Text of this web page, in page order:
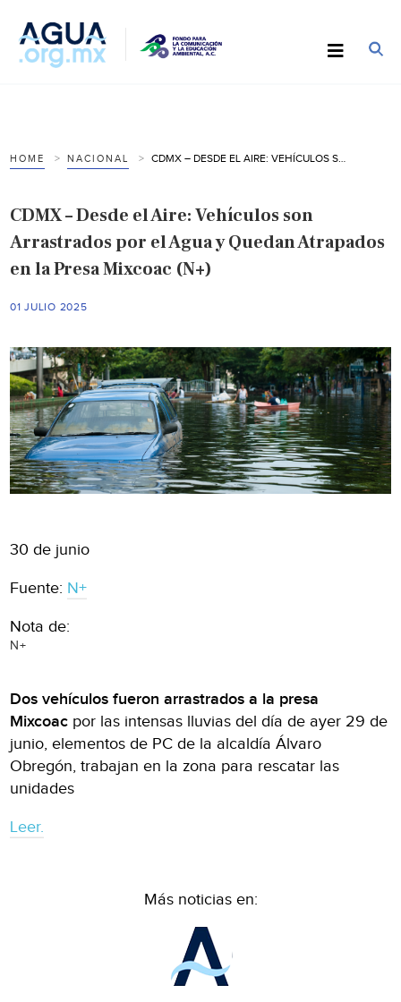
HOME NACIONAL
CDMX – Desde el Aire: Vehículos son
Arrastrados por el Agua y Quedan Atrapados
en la Presa Mixcoac (N+)
01 JULIO 2025
30 de junio
Fuente: N+
Nota de:
N+
Dos vehículos fueron arrastrados a la presa
Mixcoac por las intensas lluvias del día de ayer 29 de
junio, elementos de PC de la alcaldía Álvaro
Obregón, trabajan en la zona para rescatar las
unidades
Leer.
Más noticias en: